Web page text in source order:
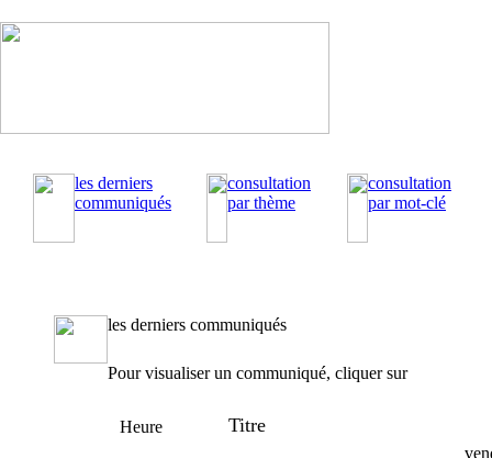
les derniers
communiqués
consultation
par thème
consultation
par mot-clé
les derniers communiqués
Pour visualiser un communiqué, cliquer sur
Heure Titre